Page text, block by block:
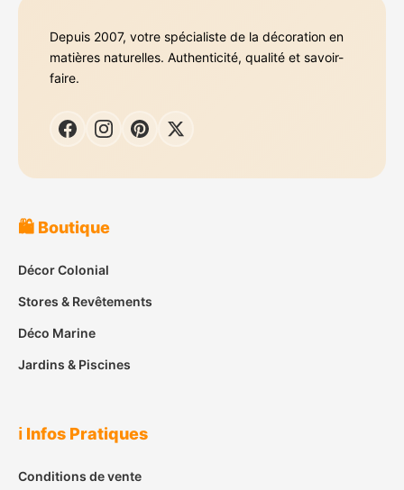
Depuis 2007, votre spécialiste de la décoration en
matières naturelles. Authenticité, qualité et savoir-
faire.
🛍️ Boutique
Décor Colonial
Stores & Revêtements
Déco Marine
Jardins & Piscines
ℹ️ Infos Pratiques
Conditions de vente